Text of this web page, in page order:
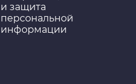
и защита
персональной
информации